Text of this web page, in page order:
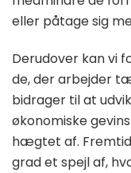
eller påtage sig
Derudover kan vi
de, der arbejder
bidrager til at
økonomiske
hægtet af.
grad et spejl af,